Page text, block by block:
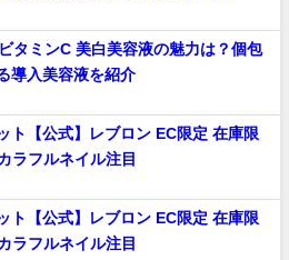
タミンC 美白美容液の魅力は？個包
導入美容液を紹介
ト【公式】レブロン EC限定 在庫限
ラフルネイル注目
ト【公式】レブロン EC限定 在庫限
ラフルネイル注目